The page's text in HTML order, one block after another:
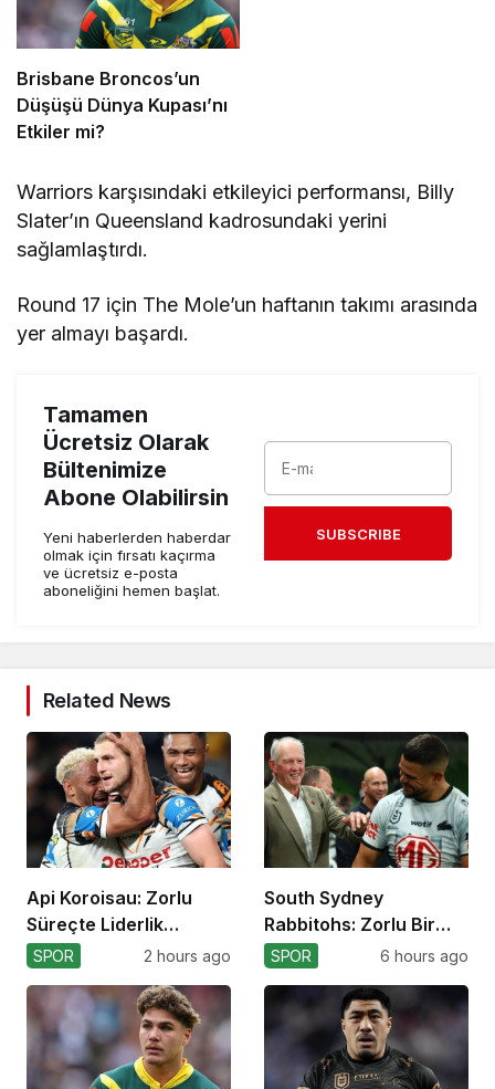
Brisbane Broncos’un
Düşüşü Dünya Kupası’nı
Etkiler mi?
Warriors karşısındaki etkileyici performansı, Billy
Slater’ın Queensland kadrosundaki yerini
sağlamlaştırdı.
Round 17 için The Mole’un haftanın takımı arasında
yer almayı başardı.
Tamamen
Ücretsiz Olarak
Bültenimize
Abone Olabilirsin
Yeni haberlerden haberdar
olmak için fırsatı kaçırma
ve ücretsiz e-posta
aboneliğini hemen başlat.
SUBSCRIBE
Related News
Api Koroisau: Zorlu
Süreçte Liderlik
Mücadelesi
SPOR 2 hours ago
South Sydney
Rabbitohs: Zorlu Bir
Off-Season Bekliyor
SPOR 6 hours ago